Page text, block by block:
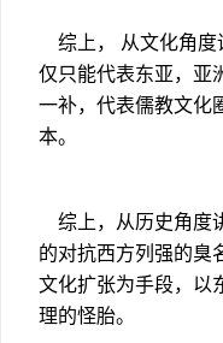
综上， 从文化角度
仅只能代表东亚，亚
一补，代表儒教文化
本。
综上，从历史角度
的对抗西方列强的臭
文化扩张为手段，以
理的怪胎。